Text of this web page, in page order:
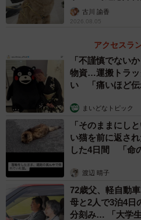
飲み水、全力待機！
２匹は同じブリーダーさんか
にはいとこにあたります。
最初は大変でした。後から迎
ジに入れて慣れさせたんですが
すぎてリビングに行けなくなっ
ら、たいがが寝室でウンチしち
だったんだね、ごめんね」って
ンチがコロンと転がってたのが
古川 諭香
2026.08.05
アクセスラ
「不謹慎でない
物資…運搬トラッ
い 「痛いほど伝
まいどなトピック
「そのままにし
い猫を前に返さ
した4日間 「命
渡辺 晴子
72歳父、軽自動
母と2人で3泊4
分刻み… 「大学